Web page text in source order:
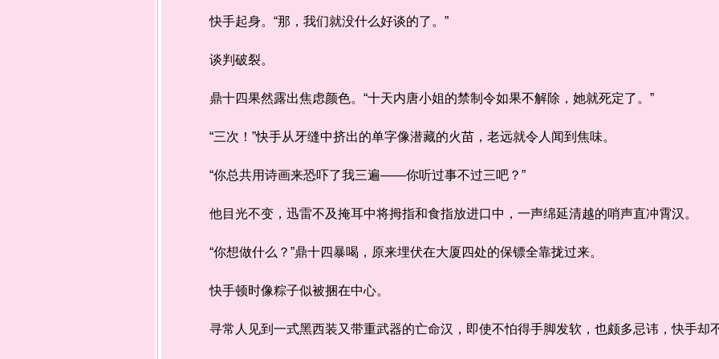
快手起身。“那，我们就没什么好谈的了。”
谈判破裂。
鼎十四果然露出焦虑颜色。“十天内唐小姐的禁制令如果不解除，她就死定了。”
“三次！”快手从牙缝中挤出的单字像潜藏的火苗，老远就令人闻到焦味。
“你总共用诗画来恐吓了我三遍——你听过事不过三吧？”
他目光不变，迅雷不及掩耳中将拇指和食指放进口中，一声绵延清越的哨声直冲霄汉。
“你想做什么？”鼎十四暴喝，原来埋伏在大厦四处的保镖全靠拢过来。
快手顿时像粽子似被捆在中心。
寻常人见到一式黑西装又带重武器的亡命汉，即使不怕得手脚发软，也颇多忌讳，快手却